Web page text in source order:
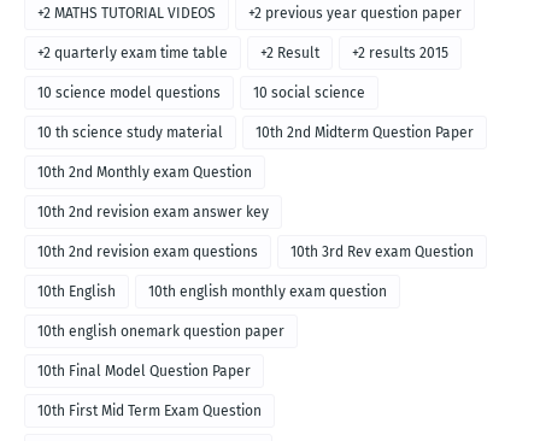
+2 MATHS TUTORIAL VIDEOS +2 previous year question paper
+2 quarterly exam time table +2 Result +2 results 2015
10 science model questions 10 social science
10 th science study material 10th 2nd Midterm Question Paper
10th 2nd Monthly exam Question
10th 2nd revision exam answer key
10th 2nd revision exam questions 10th 3rd Rev exam Question
10th English 10th english monthly exam question
10th english onemark question paper
10th Final Model Question Paper
10th First Mid Term Exam Question